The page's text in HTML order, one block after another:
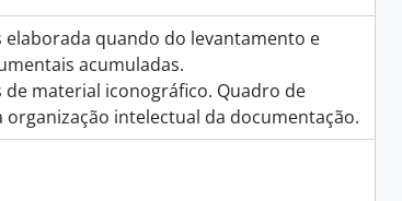
2013
Científico 2016, 2016
2019, 2019
elaborada quando do levantamento e
acumuladas.
de material iconográfico. Quadro de
organização intelectual da documentação.